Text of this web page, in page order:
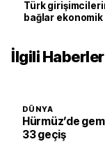
Türk
bağlar
İlgili Haberler
DÜNYA
Hürmüz’de
33 geçiş